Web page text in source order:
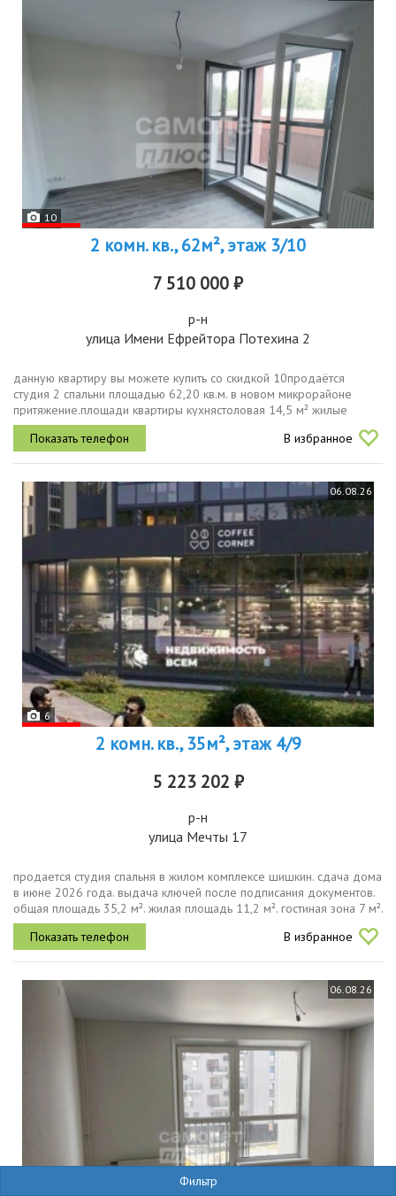
Фильтр
10
2 комн. кв., 62м², этаж 3/10
7 510 000 ₽
р-н
улица Имени Ефрейтора Потехина 2
данную квартиру вы можете купить со скидкой 10продаётся
студия 2 спальни площадью 62,20 кв.м. в новом микрорайоне
притяжение.площади квартиры кухнястоловая 14,5 м² жилые
комнаты 15,9 м² и 16,5 м² раздельный санузел 1,8 м² и 3,1 м²
лоджия 4,7 м²...
В избранное
06.08.26
6
2 комн. кв., 35м², этаж 4/9
5 223 202 ₽
р-н
улица Мечты 17
продается студия спальня в жилом комплексе шишкин. сдача дома
в июне 2026 года. выдача ключей после подписания документов.
общая площадь 35,2 м². жилая площадь 11,2 м². гостиная зона 7 м².
площадь кухни 5 м². санузел 4,6 м². лоджия 1,7 м². коридор...
В избранное
06.08.26